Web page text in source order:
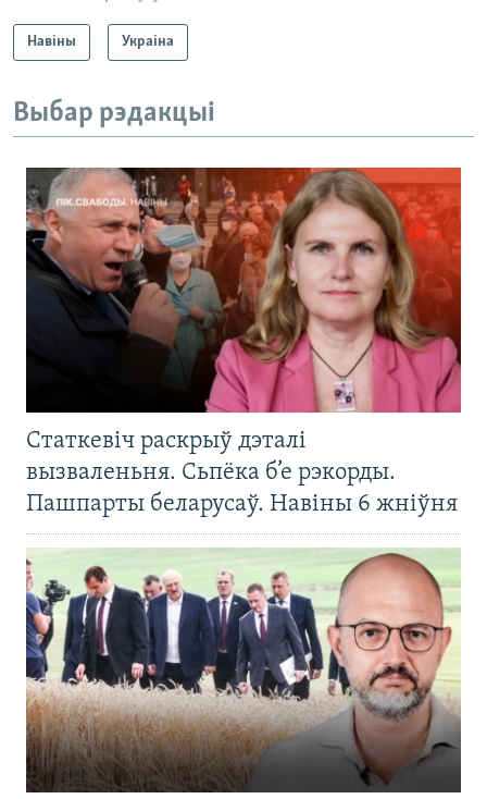
Навіны Украіна
Выбар рэдакцыі
Статкевіч раскрыў дэталі
вызваленьня. Сьпёка б’е рэкорды.
Пашпарты беларусаў. Навіны 6 жніўня